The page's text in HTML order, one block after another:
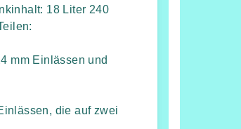
18 Liter 240
mm Einlässen und
die auf zwei